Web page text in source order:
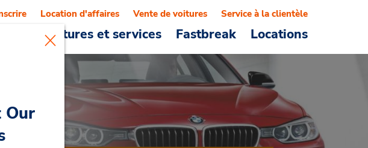
Voitures et services Fastbreak Locations
Location d'affaires Vente de voitures Service à la clientèle
Our